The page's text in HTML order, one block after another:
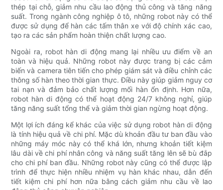
thép tại chỗ, giảm nhu cầu lao động thủ công và tăng năng
suất. Trong ngành công nghiệp ô tô, những robot này có thể
được sử dụng để hàn các tấm thân xe với độ chính xác cao,
tạo ra các sản phẩm hoàn thiện chất lượng cao.
Ngoài ra, robot hàn di động mang lại nhiều ưu điểm về an
toàn và hiệu quả. Những robot này được trang bị các cảm
biến và camera tiên tiến cho phép giám sát và điều chỉnh các
thông số hàn theo thời gian thực. Điều này giúp giảm nguy cơ
tai nạn và đảm bảo chất lượng mối hàn ổn định. Hơn nữa,
robot hàn di động có thể hoạt động 24/7 không nghỉ, giúp
tăng năng suất tổng thể và giảm thời gian ngừng hoạt động.
Một lợi ích đáng kể khác của việc sử dụng robot hàn di động
là tính hiệu quả về chi phí. Mặc dù khoản đầu tư ban đầu vào
những máy móc này có thể khá lớn, nhưng khoản tiết kiệm
lâu dài về chi phí nhân công và năng suất tăng lên sẽ bù đắp
cho chi phí ban đầu. Những robot này cũng có thể được lập
trình để thực hiện nhiều nhiệm vụ hàn khác nhau, dẫn đến
tiết kiệm chi phí hơn nữa bằng cách giảm nhu cầu về lao